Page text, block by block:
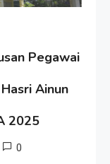
Pegawai
Ainun
2025
0